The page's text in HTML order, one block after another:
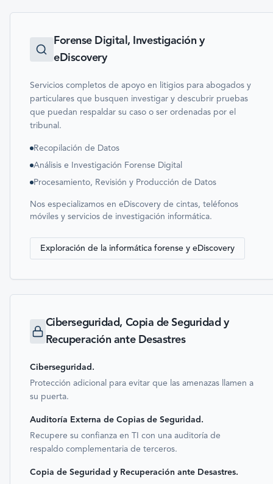
Forense Digital, Investigación y
eDiscovery
Servicios completos de apoyo en litigios para abogados y
particulares que busquen investigar y descubrir pruebas
que puedan respaldar su caso o ser ordenadas por el
tribunal.
Recopilación de Datos
Análisis e Investigación Forense Digital
Procesamiento, Revisión y Producción de Datos
Nos especializamos en eDiscovery de cintas, teléfonos
móviles y servicios de investigación informática.
Exploración de la informática forense y eDiscovery
Ciberseguridad, Copia de Seguridad y
Recuperación ante Desastres
Ciberseguridad .
Protección adicional para evitar que las amenazas llamen a
su puerta.
Auditoría Externa de Copias de Seguridad .
Recupere su confianza en TI con una auditoría de
respaldo complementaria de terceros.
Copia de Seguridad y Recuperación ante Desastres.